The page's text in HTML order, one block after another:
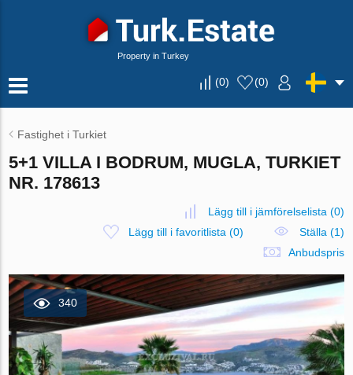
Property in Turkey
(0) (0)
Fastighet i Turkiet
5+1 VILLA I BODRUM, MUGLA, TURKIET
NR. 178613
Lägg till i jämförelselista (0)
Lägg till i favoritlista (0)
Ställa (1)
Anbudspris
340